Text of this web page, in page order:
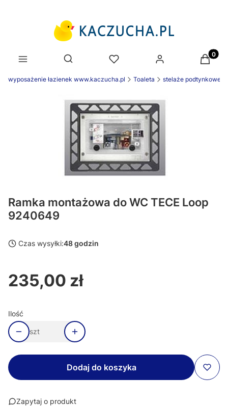
Otwórz wyszukiwarkę
wyposażenie łazienek www.kaczucha.pl Toaleta stelaże podtynkowe
Ramka montażowa do WC TECE Loop
9240649
Czas wysyłki:48 godzin
Cena
235,00 zł
Ilość
szt
Dodaj do koszyka
Zapytaj o produkt